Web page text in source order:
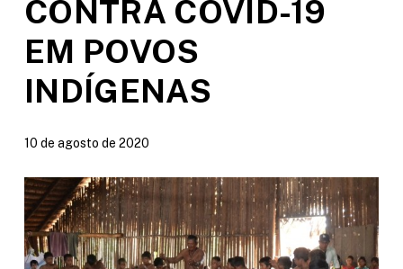
CONTRA COVID-19
EM POVOS
INDÍGENAS
10 de agosto de 2020